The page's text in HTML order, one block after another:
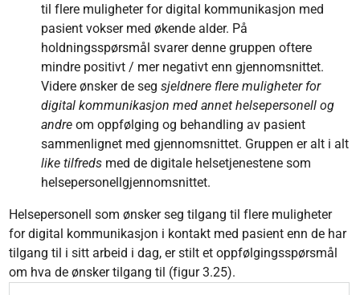
til flere muligheter for digital kommunikasjon med
pasient vokser med økende alder. På
holdningsspørsmål svarer denne gruppen oftere
mindre positivt / mer negativt enn gjennomsnittet.
Videre ønsker de segsjeldnere flere muligheter for
digital kommunikasjon med annet helsepersonell og
andre om oppfølging og behandling av pasient
sammenlignet med gjennomsnittet. Gruppen er alt i alt
like tilfreds med de digitale helsetjenestene som
helsepersonellgjennomsnittet.
Helsepersonell som ønsker seg tilgang til flere muligheter
for digital kommunikasjon i kontakt med pasient enn de har
tilgang til i sitt arbeid i dag, er stilt et oppfølgingsspørsmål
om hva de ønsker tilgang til (figur 3.25).